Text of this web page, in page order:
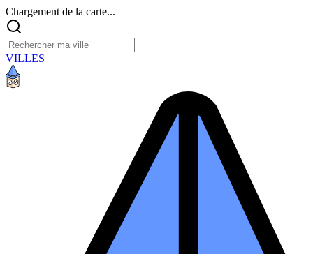
Chargement de la carte...
VILLES